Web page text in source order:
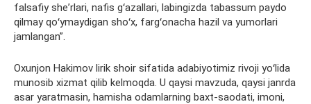
falsafiy sheʼrlari, nafis gʻazallari, labingizda tabassum paydo
qilmay qoʻymaydigan shoʻx, fargʻonacha hazil va yumorlari
jamlangan”.
Oxunjon Hakimov lirik shoir sifatida adabiyotimiz rivoji yoʻlida
munosib xizmat qilib kelmoqda. U qaysi mavzuda, qaysi janrda
asar yaratmasin, hamisha odamlarning baxt-saodati, imoni,